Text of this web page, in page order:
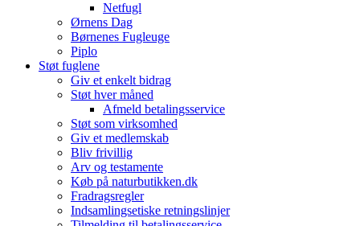
Netfugl
Ørnens Dag
Børnenes Fugleuge
Piplo
Støt fuglene
Giv et enkelt bidrag
Støt hver måned
Afmeld betalingsservice
Støt som virksomhed
Giv et medlemskab
Bliv frivillig
Arv og testamente
Køb på naturbutikken.dk
Fradragsregler
Indsamlingsetiske retningslinjer